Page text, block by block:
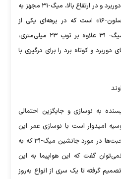
در راستای ماموریت دفاع هوایی دوربرد و در ارتفاع بالا، میگ-۳۱ مجهز به
رادار آنتن آرایه فازی ثابت «زاسلون-۱۶» است که در برهه‌ای یکی از
تواناترین رادارهای جهان بود. میگ- ۳۱ علاوه بر توپ ۲۳ میلی‌متری،
و کوتاه برد را برای درگیری با
به نوسازی و جایگزین احتمالی
روسیه امیدوار است با نوسازی عمر این
هواپیما را بیشتر کند.علیرغم صحبت‌ها در مورد جانشین میگ-۳۱ که به
نمی‌توان گفت که این هواپیما به این
گرفته تا یک سری از انواع به‌روز